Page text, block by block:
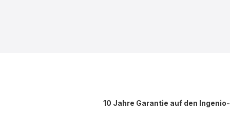
10 Jahre Garantie auf den